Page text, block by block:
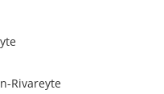
Rivareyte